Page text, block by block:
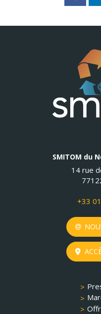
SMITOM du
14 rue
+33